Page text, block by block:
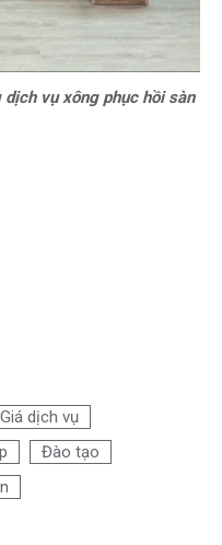
vụ xông phục hồi sàn
Giá dịch vụ
Đào tạo